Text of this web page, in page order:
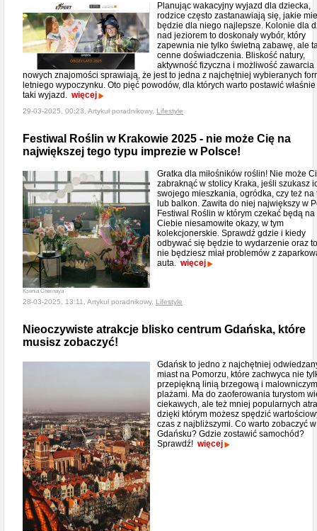
Planując wakacyjny wyjazd dla dziecka,
rodzice często zastanawiają się, jakie
będzie dla niego najlepsze. Kolonie dla
nad jeziorem to doskonały wybór, który
zapewnia nie tylko świetną zabawę, ale
cenne doświadczenia. Bliskość natury,
aktywność fizyczna i możliwość zawarcia
nowych znajomości sprawiają, że jest to jedna z najchętniej wybieranych
letniego wypoczynku. Oto pięć powodów, dla których warto postawić
taki wyjazd. więcej
29-03-2025, 00:23, Artykuł poradnikowy, Lifestyle
Festiwal Roślin w Krakowie 2025 - nie może Cię na
największej tego typu imprezie w Polsce!
Ksenia Chernaya
Gratka dla miłośników roślin! Nie może
zabraknąć w stolicy Kraka, jeśli szukasz
swojego mieszkania, ogródka, czy też na
lub balkon. Zawita do niej największy w
Festiwal Roślin w którym czekać będą na
Ciebie niesamowite okazy, w tym
kolekcjonerskie. Sprawdź gdzie i kiedy
odbywać się będzie to wydarzenie oraz
nie będziesz miał problemów z
auta. więcej
28-03-2025, 13:11, Artykuł poradnikowy, Lifestyle
Nieoczywiste atrakcje blisko centrum Gdańska, które
musisz zobaczyć!
Gdańsk to jedno z najchętniej
miast na Pomorzu, które zachwyca nie
przepiękną linią brzegową i
plażami. Ma do zaoferowania turystom
ciekawych, ale też mniej popularnych
dzięki którym możesz spędzić
czas z najbliższymi. Co warto zobaczyć w
Gdańsku? Gdzie zostawić samochód?
Sprawdź! więcej